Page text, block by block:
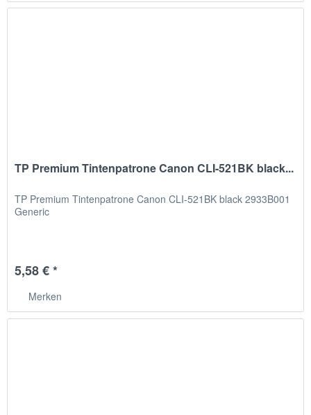
TP Premium Tintenpatrone Canon CLI-521BK black...
TP Premium Tintenpatrone Canon CLI-521BK black 2933B001
Generic
5,58 € *
Merken